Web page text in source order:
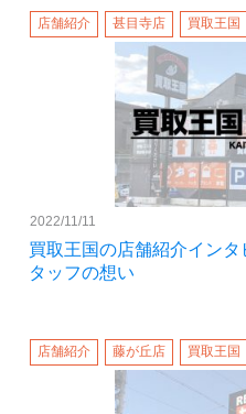
店舗紹介 甚目寺店 買取王国
2022/11/11
買取王国の店舗紹介イン
タッフの想い
店舗紹介 藤が丘店 買取王国